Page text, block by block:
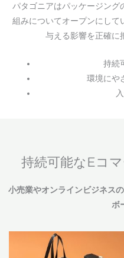
パタゴニアはパッケージング
組みについてオープンにして
与える影響を正確に
持続
環境にや
持続可能なEコ
小売業やオンラインビジネス
ボ